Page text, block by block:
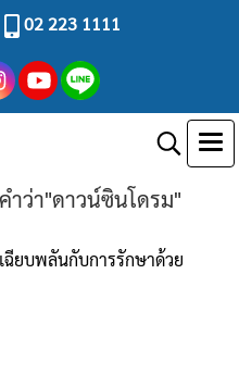
02 223 1111
ว่า"ดาวน์ซินโดรม"
ฉียบพลันกับการรักษาด้วย